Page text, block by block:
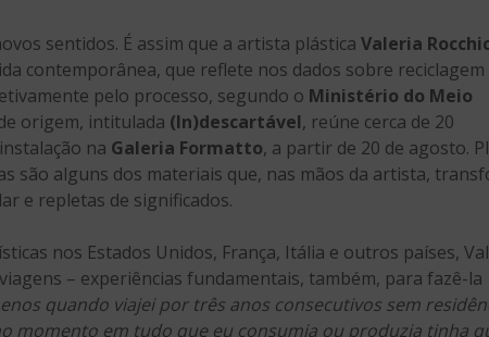
sentidos. É assim que a artista plástica Valeria
contemporânea, que reflete nos dados sobre
pelo processo, segundo o Ministério do Meio
origem, intitulada (In)descartável, reúne cerca de 20
na Galeria Formatto, a partir de 20 de agosto.
são alguns dos materiais que, nas mãos da artista,
e repletas de significados.
nos Estados Unidos, França, Itália e outros países,
– experiências fundamentais, também, para fazê-la
quando viajei por três anos consecutivos sem
momento em tudo que eu consumia ou produzia tinha